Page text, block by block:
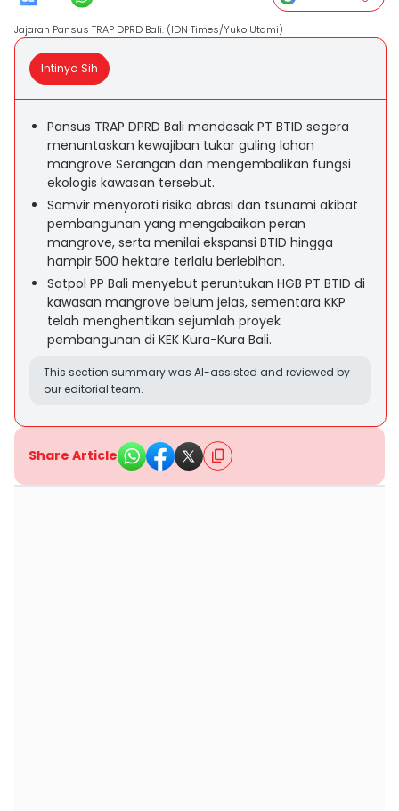
Jajaran Pansus TRAP DPRD Bali. (IDN Times/Yuko Utami)
Intinya Sih
Pansus TRAP DPRD Bali mendesak PT BTID segera
menuntaskan kewajiban tukar guling lahan
mangrove Serangan dan mengembalikan fungsi
ekologis kawasan tersebut.
Somvir menyoroti risiko abrasi dan tsunami akibat
pembangunan yang mengabaikan peran
mangrove, serta menilai ekspansi BTID hingga
hampir 500 hektare terlalu berlebihan.
Satpol PP Bali menyebut peruntukan HGB PT BTID di
kawasan mangrove belum jelas, sementara KKP
telah menghentikan sejumlah proyek
pembangunan di KEK Kura-Kura Bali.
This section summary was AI-assisted and reviewed by
our editorial team.
Share Article